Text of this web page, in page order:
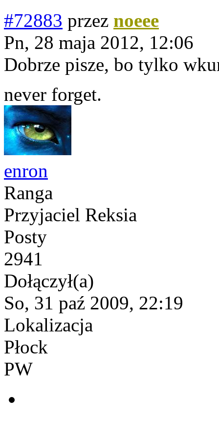
#72883 przez noeee
Pn, 28 maja 2012, 12:06
Dobrze pisze, bo tylko
never forget.
enron
Ranga
Przyjaciel Reksia
Posty
2941
Dołączył(a)
So, 31 paź 2009, 22:19
Lokalizacja
Płock
PW